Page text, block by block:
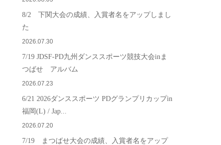
8/2 下関大会の成績、入賞者名をアップしまし
た
2026.07.30
7/19 JDSF-PD九州ダンススポーツ競技大会inま
つばせ アルバム
2026.07.23
6/21 2026ダンススポーツ PDグランプリカップin
福岡(L) / Jap...
2026.07.20
7/19 まつばせ大会の成績、入賞者名をアップ